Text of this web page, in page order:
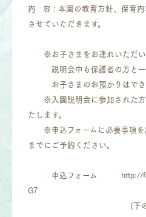
内 容 : 本園の教育方針、保育内
させていただきます。
※お子さまをお連れいただい
説明会中も保護者の方と一
お子さまのお預かりはでき
※入園説明会に参加された方
たします。
※申込フォームに必要事項を
までにご予約ください。
申込フォーム http://
G7
(下のQRコード